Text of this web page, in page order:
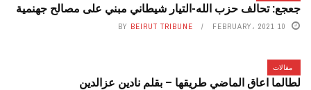
جعجع: تحالف حزب الله-التيار شيطاني مبني على مصالح جهنمية
10 FEBRUARY، 2021 BY BEIRUT TRIBUNE
مقالات
لطالما اعاق الماضي طريقها – بقلم نادين عزالدين